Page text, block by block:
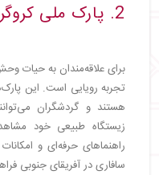
2. پارک ملی کروگر و پاتالالا
برای علاقه‌مندان به حیات
هستند و گردشگران
زیستگاه طبیعی خود
راهنماهای حرفه‌ای و
سافاری در آفریقای جنوبی